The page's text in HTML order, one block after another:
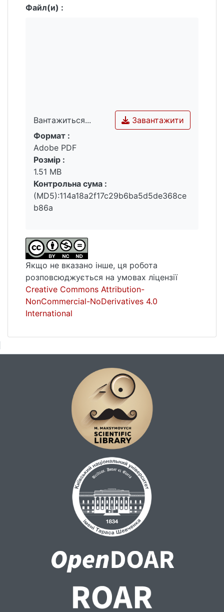
Файл(и) :
Вантажиться...
Вантажиться...
Завантажити
Формат :
Adobe PDF
Розмір :
1.51 MB
Контрольна сума :
(MD5):114a18a2f17c29b6ba5d5de368ce
b86a
Якщо не вказано інше, ця робота
розповсюджується на умовах ліцензії
Creative Commons Attribution-
NonCommercial-NoDerivatives 4.0
International